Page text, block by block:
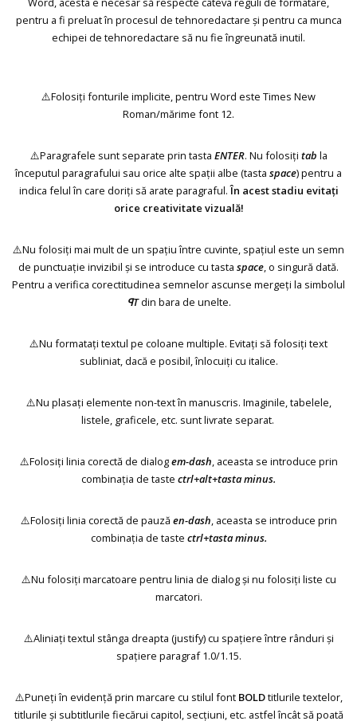
pentru a fi preluat în procesul de tehnoredactare și pentru ca munca
echipei de tehnoredactare să nu fie îngreunată inutil.
⚠️Folosiți fonturile implicite, pentru Word este Times New
Roman/mărime font 12.
⚠️Paragrafele sunt separate prin tasta ENTER. Nu folosiți tab la
începutul paragrafului sau orice alte spații albe (tasta space) pentru a
indica felul în care doriți să arate paragraful.În acest stadiu evitați
orice creativitate vizuală!
⚠️Nu folosiți mai mult de un spațiu între cuvinte, spațiul este un semn
de punctuație invizibil și se introduce cu tasta space, o singură dată.
Pentru a verifica corectitudinea semnelor ascunse mergeți la simbolul
ꟼTdin bara de unelte.
⚠️Nu formatați textul pe coloane multiple. Evitați să folosiți text
subliniat, dacă e posibil, înlocuiți cu italice.
⚠️Nu plasați elemente non-text în manuscris. Imaginile, tabelele,
listele, graficele, etc. sunt livrate separat.
⚠️Folosiți linia corectă de dialogem-dash, aceasta se introduce prin
combinația de taste ctrl+alt+tasta minus.
⚠️Folosiți linia corectă de pauză en-dash, aceasta se introduce prin
combinația de taste ctrl+tasta minus.
⚠️Nu folosiți marcatoare pentru linia de dialog și nu folosiți liste cu
marcatori.
⚠️Aliniați textul stânga dreapta (justify) cu spațiere între rânduri și
spațiere paragraf 1.0/1.15.
⚠️Puneți în evidență prin marcare cu stilul font BOLDtitlurile textelor,
titlurile și subtitlurile fiecărui capitol, secțiuni, etc. astfel încât să poată